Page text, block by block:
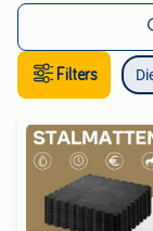
Filters